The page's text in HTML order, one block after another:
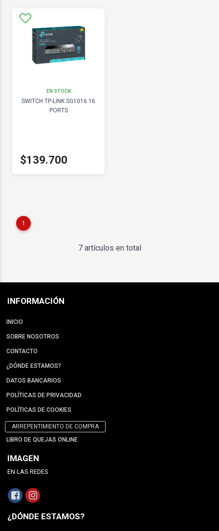
EN STOCK
SWITCH TP-LINK SG1016 16
PORTS
$139.700
1
7 artículos en total
INFORMACIÓN
INICIO
SOBRE NOSOTROS
CONTACTO
¿DÓNDE ESTAMOS?
DATOS BANCARIOS
POLÍTICAS DE PRIVACIDAD
POLÍTICAS DE COOKIES
ARREPENTIMIENTO DE COMPRA
LIBRO DE QUEJAS ONLINE
IMAGEN
EN LAS REDES
¿DÓNDE ESTAMOS?